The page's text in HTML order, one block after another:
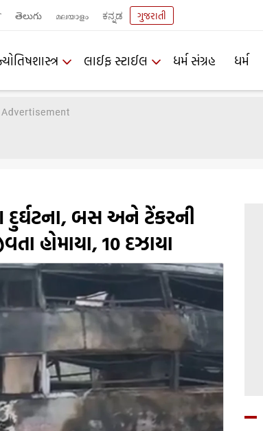
తెలుగు മലയാളം ಕನ್ನಡ ગુજરાતી
લાઈફ સ્ટાઈલ ધર્મ સંગ્રહ ધર્મ
દુર્ઘટના, બસ અને ટેંકરની
હોમાયા, 10 દઝાયા